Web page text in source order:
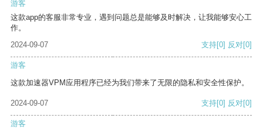
游客
这款app的客服非常专业，遇到问题总是能够及时解决，让我能够安心工
作。
2024-09-07
支持[0] 反对[0]
游客
这款加速器VPM应用程序已经为我们带来了无限的隐私和安全性保护。
2024-09-07 支持[0] 反对[0]
游客